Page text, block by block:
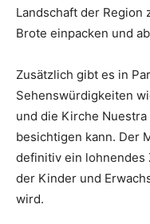
Landschaft der Region
Brote einpacken und
Zusätzlich gibt es in
Sehenswürdigkeiten
und die Kirche
besichtigen kann. Der
definitiv ein lohnendes
der Kinder und
wird.